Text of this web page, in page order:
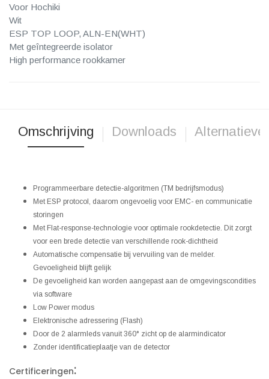
Voor Hochiki
Wit
ESP TOP LOOP, ALN-EN(WHT)
Met geîntegreerde isolator
High performance rookkamer
Omschrijving Downloads Alternatieve
Programmeerbare detectie-algoritmen (TM bedrijfsmodus)
Met ESP protocol, daarom ongevoelig voor EMC- en communicatie
storingen
Met Flat-response-technologie voor optimale rookdetectie. Dit zorgt
voor een brede detectie van verschillende rook-dichtheid
Automatische compensatie bij vervuiling van de melder.
Gevoeligheid blijft gelijk
De gevoeligheid kan worden aangepast aan de omgevingscondities
via software
Low Power modus
Elektronische adressering (Flash)
Door de 2 alarmleds vanuit 360° zicht op de alarmindicator
Zonder identificatieplaatje van de detector
Certificeringen: